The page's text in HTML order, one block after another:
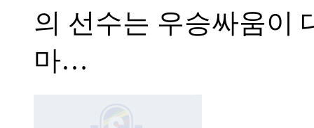
의 선수는 우승싸움이
마…